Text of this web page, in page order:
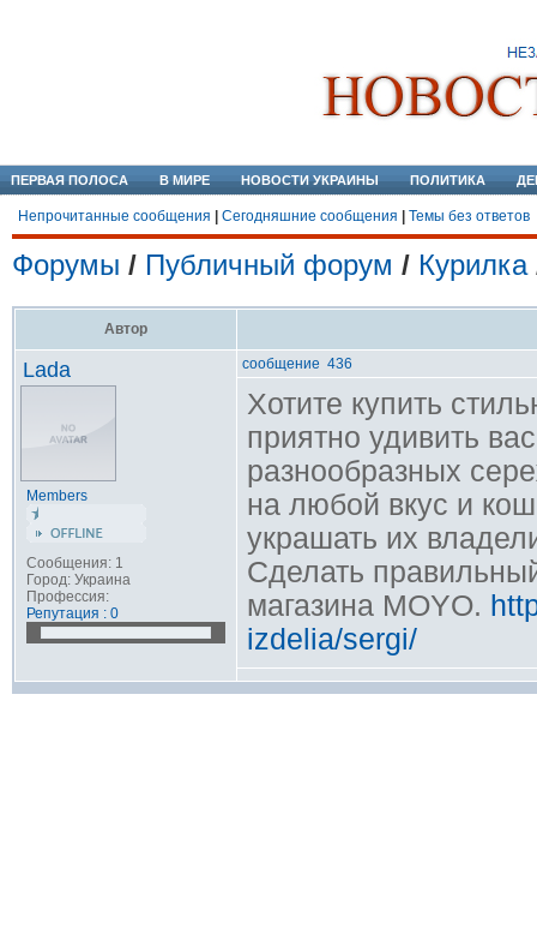
ПЕРВАЯ ПОЛОСА В МИРЕ НОВОСТИ УКРАИНЫ ПОЛИТИКА
Непрочитанные сообщения Сегодняшние сообщения Темы без ответов
Форумы / Публичный форум / Курилка
Автор
Lada
Members
Сообщения: 1
Город: Украина
Профессия:
Репутация : 0
сообщение 436
Хотите купить
приятно удивить
разнообразных
на любой вкус и
украшать их
Сделать
магазина MOYO.
izdelia/sergi/